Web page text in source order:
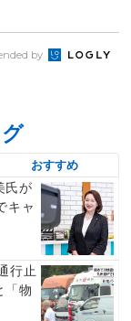
by
おすすめ
氏が
キャ
行止
「物